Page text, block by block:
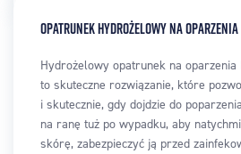
OPATRUNEK HYDROŻELOWY NA
Hydrożelowy opatrunek na
to skuteczne rozwiązanie, które
i skutecznie, gdy dojdzie do
na ranę tuż po wypadku, aby
skórę, zabezpieczyć ją przed